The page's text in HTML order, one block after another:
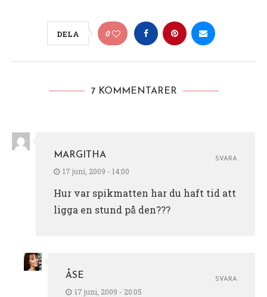
DELA 0
7 KOMMENTARER
MARGITHA
17 juni, 2009 - 14:00
Hur var spikmatten har du haft tid att
ligga en stund på den???
SVARA
ÅSE
17 juni, 2009 - 20:05
SVARA